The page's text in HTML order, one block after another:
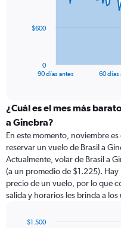
The
categories.
Range:
categories.
The
chart
has
1
Y
displaying
90 días antes 60 días
0
$600
¿Cuál es el mes más
a Ginebra?
En este momento, noviembre
reservar un vuelo de Brasil a
Actualmente, volar de Brasil a
(a un promedio de $1.225).
precio de un vuelo, por lo que
salida y horarios les brinda a
$1.500